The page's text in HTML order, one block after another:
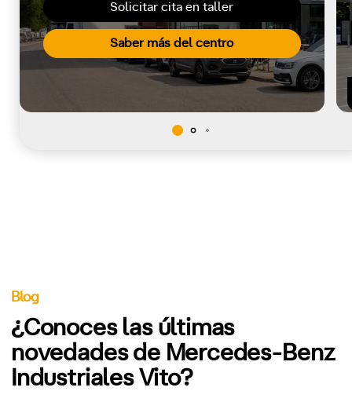
Solicitar cita en taller
Saber más del centro
Blog
¿Conoces las últimas
novedades de Mercedes-Benz
Industriales Vito?